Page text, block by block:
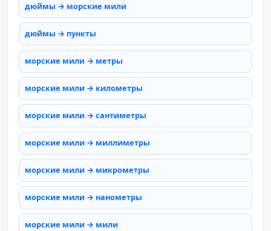
дюймы → морские мили
дюймы → пункты
морские мили → метры
морские мили → километры
морские мили → сантиметры
морские мили → миллиметры
морские мили → микрометры
морские мили → нанометры
морские мили → мили